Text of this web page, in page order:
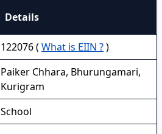
Details
122076 ( What is EIIN ?)
Paiker Chhara, Bhurungamari,
Kurigram
School